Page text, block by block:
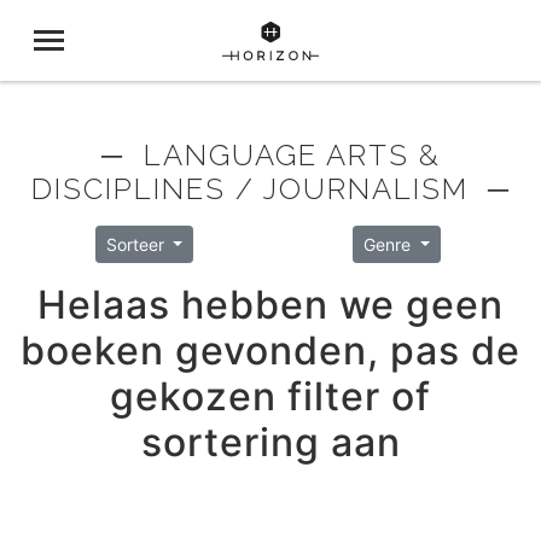
─ LANGUAGE ARTS &
DISCIPLINES / JOURNALISM ─
Sorteer Genre
Helaas hebben we geen
boeken gevonden, pas de
gekozen filter of
sortering aan